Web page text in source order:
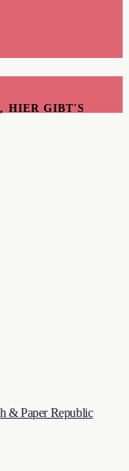
HIER GIBT'S
& Paper Republic